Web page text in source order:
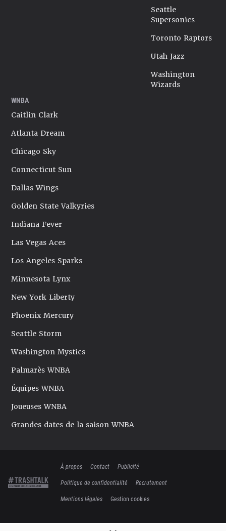
Seattle
Supersonics
Toronto Raptors
Utah Jazz
Washington
Wizards
WNBA
Caitlin Clark
Atlanta Dream
Chicago Sky
Connecticut Sun
Dallas Wings
Golden State Valkyries
Indiana Fever
Las Vegas Aces
Los Angeles Sparks
Minnesota Lynx
New York Liberty
Phoenix Mercury
Seattle Storm
Washington Mystics
Palmarès WNBA
Équipes WNBA
Joueuses WNBA
Grandes dates de la saison WNBA
À propos Contact
Publicité
Politique de confidentialité
Recrutement
Mentions légales
Gestion cookies